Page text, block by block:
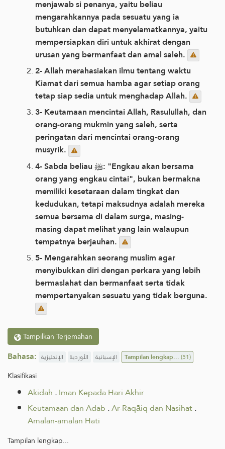
menjawab si penanya, yaitu beliau
mengarahkannya pada sesuatu yang ia
butuhkan dan dapat menyelamatkannya, yaitu
mempersiapkan diri untuk akhirat dengan
urusan yang bermanfaat dan amal saleh.
2- Allah merahasiakan ilmu tentang waktu
Kiamat dari semua hamba agar setiap orang
tetap siap sedia untuk menghadap Allah.
3- Keutamaan mencintai Allah, Rasulullah, dan
orang-orang mukmin yang saleh, serta
peringatan dari mencintai orang-orang
musyrik.
4- Sabda beliau ﷺ: "Engkau akan bersama
orang yang engkau cintai", bukan bermakna
memiliki kesetaraan dalam tingkat dan
kedudukan, tetapi maksudnya adalah mereka
semua bersama di dalam surga, masing-
masing dapat melihat yang lain walaupun
tempatnya berjauhan.
5- Mengarahkan seorang muslim agar
menyibukkan diri dengan perkara yang lebih
bermaslahat dan bermanfaat serta tidak
mempertanyakan sesuatu yang tidak berguna.
Tampilkan Terjemahan
Bahasa: الإنجليزية الأوردية الإسبانية Tampilan lengkap...(51)
Klasifikasi
Akidah .Iman Kepada Hari Akhir
Keutamaan dan Adab .Ar-Raqāiq dan Nasihat.
Amalan-amalan Hati
Tampilan lengkap...